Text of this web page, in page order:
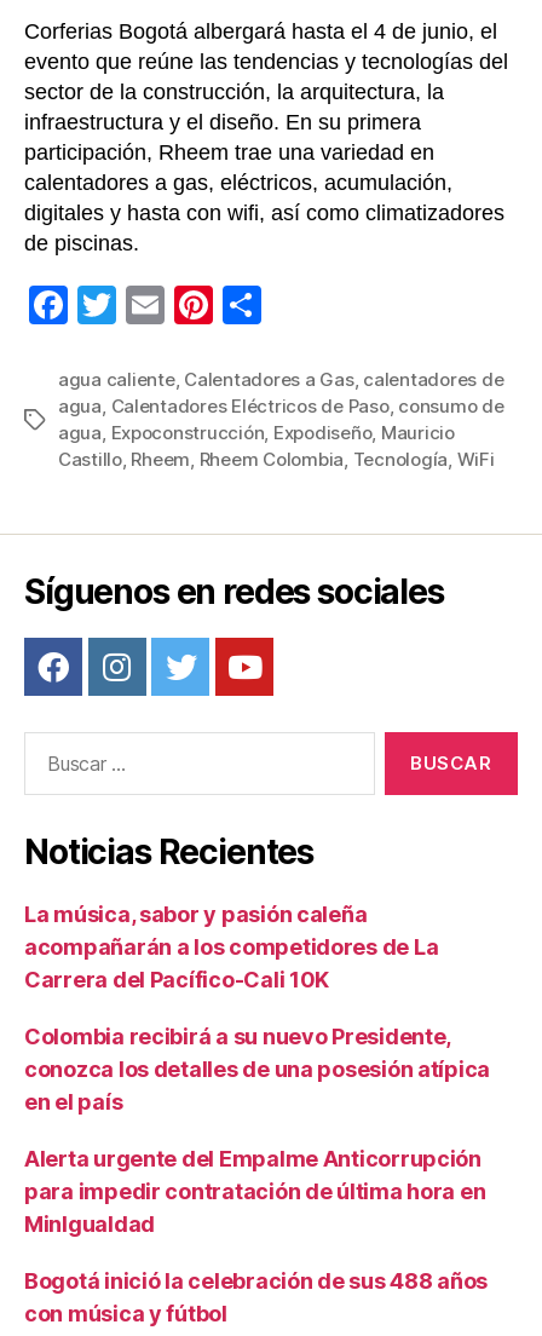
Corferias Bogotá albergará hasta el 4 de junio, el
evento que reúne las tendencias y tecnologías del
sector de la construcción, la arquitectura, la
infraestructura y el diseño. En su primera
participación, Rheem trae una variedad en
calentadores a gas, eléctricos, acumulación,
digitales y hasta con wifi, así como climatizadores
de piscinas.
F
c
e
b
o
k
T
tt
er
E
ail
Pi
er
e
st
m
p
ar
Etiquetas
agua caliente, Calentadores a Gas, calentadores de
agua, Calentadores Eléctricos de Paso, consumo de
agua, Expoconstrucción, Expodiseño, Mauricio
Castillo, Rheem, Rheem Colombia, Tecnología, WiFi
Síguenos en redes sociales
Noticias Recientes
La música, sabor y pasión caleña
acompañarán a los competidores de La
Carrera del Pacífico-Cali 10K
Colombia recibirá a su nuevo Presidente,
conozca los detalles de una posesión atípica
en el país
Alerta urgente del Empalme Anticorrupción
para impedir contratación de última hora en
MinIgualdad
Bogotá inició la celebración de sus 488 años
con música y fútbol